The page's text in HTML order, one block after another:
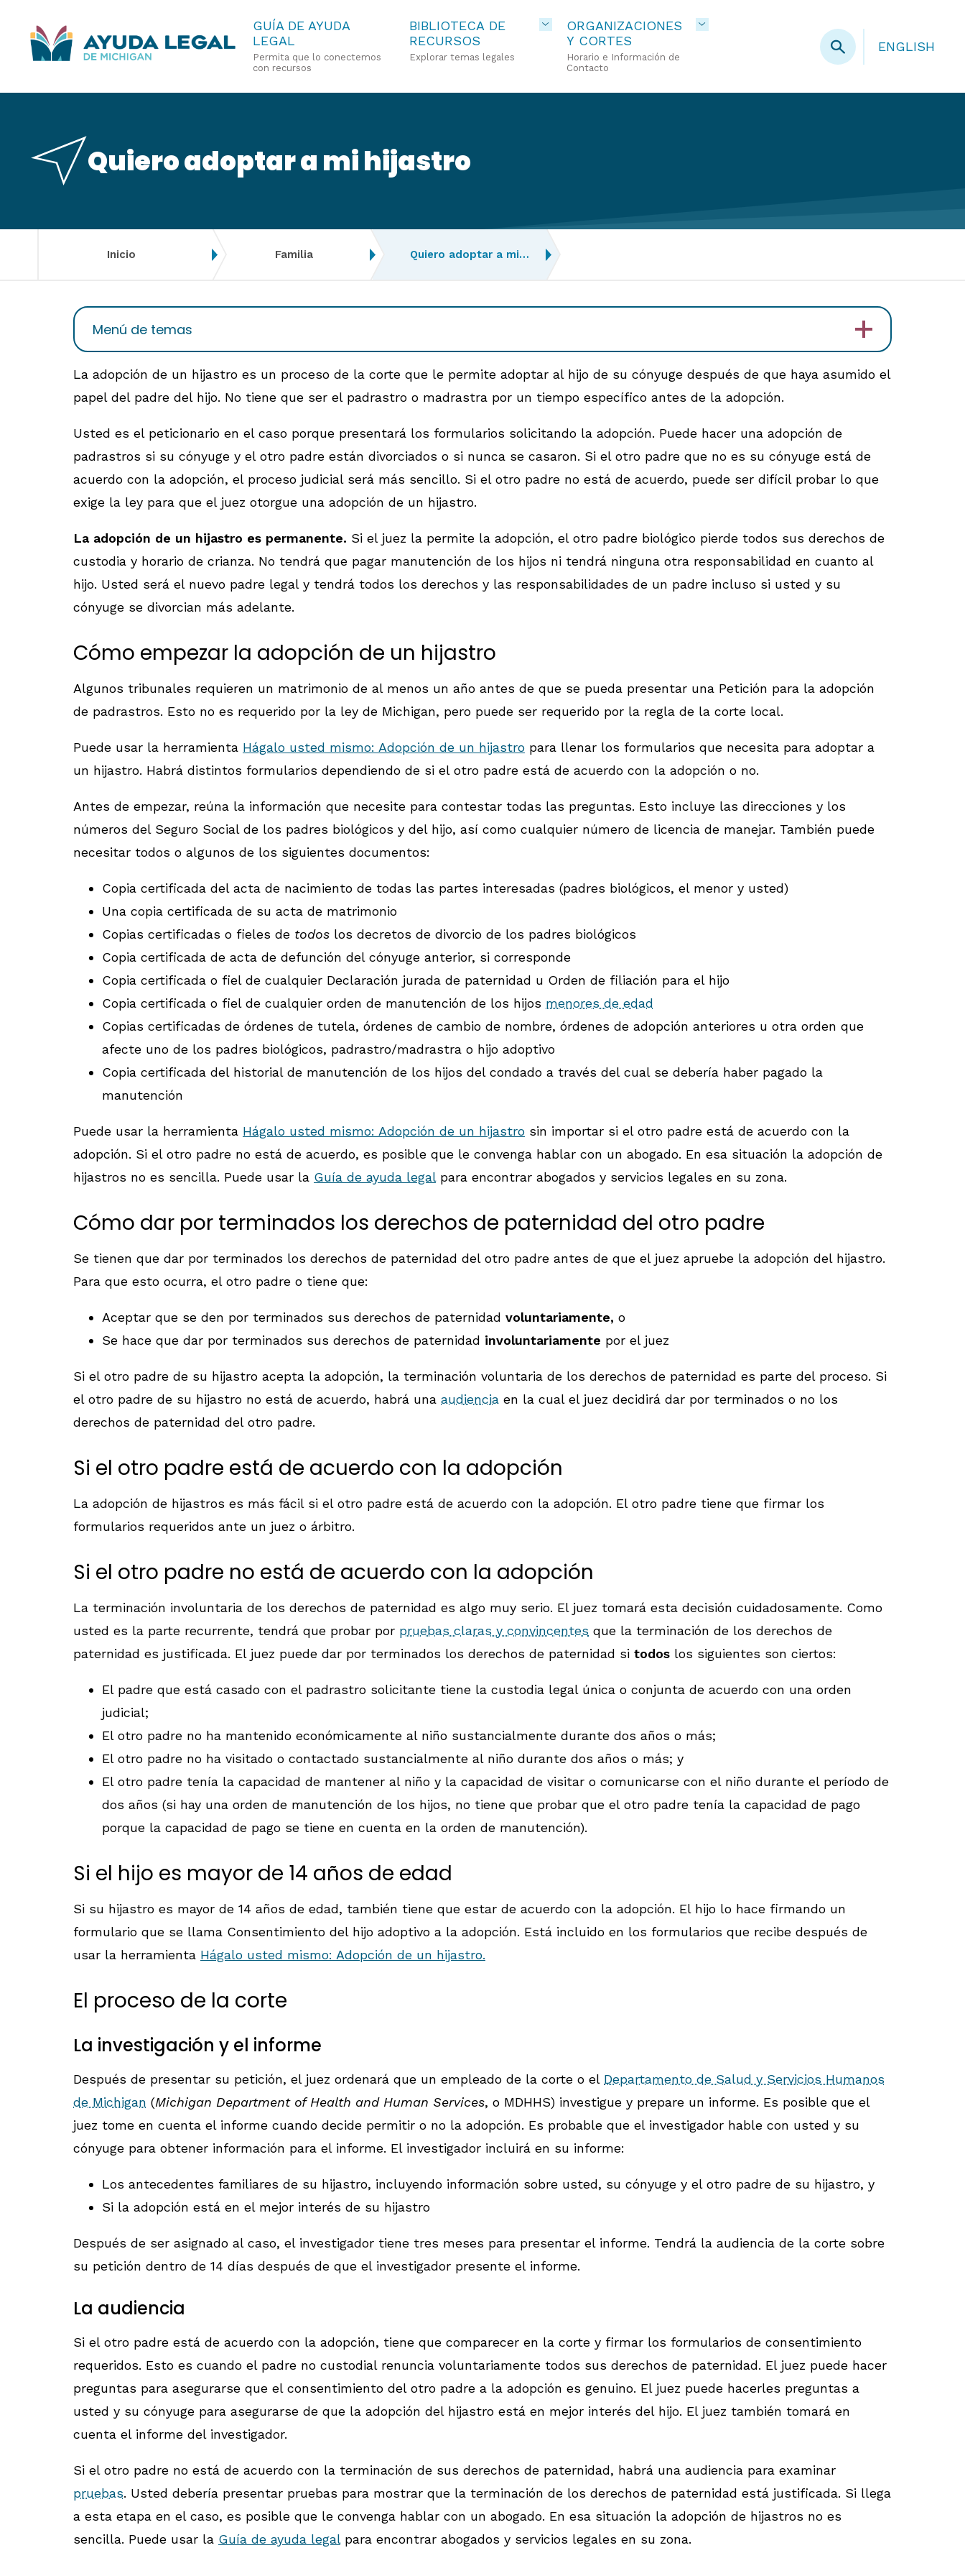
al
contenido
GUÍA DE AYUDA
LEGAL
Permita que lo conectemos
con recursos
BIBLIOTECA DE
RECURSOS
Explorar temas legales
ORGANIZACIONES
Y CORTES
Horario e Información de
Contacto
ENGLISH
Quiero adoptar a mi hijastro
Inicio Familia Quiero adoptar a mi…
Menú de temas
La adopción de un hijastro es un proceso de la corte que le permite adoptar al hijo de su cónyuge después de que haya asumido el
papel del padre del hijo. No tiene que ser el padrastro o madrastra por un tiempo específico antes de la adopción.
Usted es el peticionario en el caso porque presentará los formularios solicitando la adopción. Puede hacer una adopción de
padrastros si su cónyuge y el otro padre están divorciados o si nunca se casaron. Si el otro padre que no es su cónyuge está de
acuerdo con la adopción, el proceso judicial será más sencillo. Si el otro padre no está de acuerdo, puede ser difícil probar lo que
exige la ley para que el juez otorgue una adopción de un hijastro.
La adopción de un hijastro es permanente. Si el juez la permite la adopción, el otro padre biológico pierde todos sus derechos de
custodia y horario de crianza. No tendrá que pagar manutención de los hijos ni tendrá ninguna otra responsabilidad en cuanto al
hijo. Usted será el nuevo padre legal y tendrá todos los derechos y las responsabilidades de un padre incluso si usted y su
cónyuge se divorcian más adelante.
Cómo empezar la adopción de un hijastro
Algunos tribunales requieren un matrimonio de al menos un año antes de que se pueda presentar una Petición para la adopción
de padrastros. Esto no es requerido por la ley de Michigan, pero puede ser requerido por la regla de la corte local.
Puede usar la herramienta Hágalo usted mismo: Adopción de un hijastro para llenar los formularios que necesita para adoptar a
un hijastro. Habrá distintos formularios dependiendo de si el otro padre está de acuerdo con la adopción o no.
Antes de empezar, reúna la información que necesite para contestar todas las preguntas. Esto incluye las direcciones y los
números del Seguro Social de los padres biológicos y del hijo, así como cualquier número de licencia de manejar. También puede
necesitar todos o algunos de los siguientes documentos:
Copia certificada del acta de nacimiento de todas las partes interesadas (padres biológicos, el menor y usted)
Una copia certificada de su acta de matrimonio
Copias certificadas o fieles de todos los decretos de divorcio de los padres biológicos
Copia certificada de acta de defunción del cónyuge anterior, si corresponde
Copia certificada o fiel de cualquier Declaración jurada de paternidad u Orden de filiación para el hijo
Copia certificada o fiel de cualquier orden de manutención de los hijos menores de edad
Copias certificadas de órdenes de tutela, órdenes de cambio de nombre, órdenes de adopción anteriores u otra orden que
afecte uno de los padres biológicos, padrastro/madrastra o hijo adoptivo
Copia certificada del historial de manutención de los hijos del condado a través del cual se debería haber pagado la
manutención
Puede usar la herramienta Hágalo usted mismo: Adopción de un hijastro sin importar si el otro padre está de acuerdo con la
adopción. Si el otro padre no está de acuerdo, es posible que le convenga hablar con un abogado. En esa situación la adopción de
hijastros no es sencilla. Puede usar la Guía de ayuda legalpara encontrar abogados y servicios legales en su zona.
Cómo dar por terminados los derechos de paternidad del otro padre
Se tienen que dar por terminados los derechos de paternidad del otro padre antes de que el juez apruebe la adopción del hijastro.
Para que esto ocurra, el otro padre o tiene que:
Aceptar que se den por terminados sus derechos de paternidad voluntariamente, o
Se hace que dar por terminados sus derechos de paternidad involuntariamente por el juez
Si el otro padre de su hijastro acepta la adopción, la terminación voluntaria de los derechos de paternidad es parte del proceso. Si
el otro padre de su hijastro no está de acuerdo, habrá una audiencia en la cual el juez decidirá dar por terminados o no los
derechos de paternidad del otro padre.
Si el otro padre está de acuerdo con la adopción
La adopción de hijastros es más fácil si el otro padre está de acuerdo con la adopción. El otro padre tiene que firmar los
formularios requeridos ante un juez o árbitro.
Si el otro padre no está de acuerdo con la adopción
La terminación involuntaria de los derechos de paternidad es algo muy serio. El juez tomará esta decisión cuidadosamente. Como
usted es la parte recurrente, tendrá que probar por pruebas claras y convincentes que la terminación de los derechos de
paternidad es justificada. El juez puede dar por terminados los derechos de paternidad si todos los siguientes son ciertos:
El padre que está casado con el padrastro solicitante tiene la custodia legal única o conjunta de acuerdo con una orden
judicial;
El otro padre no ha mantenido económicamente al niño sustancialmente durante dos años o más;
El otro padre no ha visitado o contactado sustancialmente al niño durante dos años o más; y
El otro padre tenía la capacidad de mantener al niño y la capacidad de visitar o comunicarse con el niño durante el período de
dos años (si hay una orden de manutención de los hijos, no tiene que probar que el otro padre tenía la capacidad de pago
porque la capacidad de pago se tiene en cuenta en la orden de manutención).
Si el hijo es mayor de 14 años de edad
Si su hijastro es mayor de 14 años de edad, también tiene que estar de acuerdo con la adopción. El hijo lo hace firmando un
formulario que se llama Consentimiento del hijo adoptivo a la adopción. Está incluido en los formularios que recibe después de
usar la herramienta Hágalo usted mismo: Adopción de un hijastro.
El proceso de la corte
La investigación y el informe
Después de presentar su petición, el juez ordenará que un empleado de la corte o el Departamento de Salud y Servicios Humanos
de Michigan (Michigan Department of Health and Human Services, o MDHHS) investigue y prepare un informe. Es posible que el
juez tome en cuenta el informe cuando decide permitir o no la adopción. Es probable que el investigador hable con usted y su
cónyuge para obtener información para el informe. El investigador incluirá en su informe:
Los antecedentes familiares de su hijastro, incluyendo información sobre usted, su cónyuge y el otro padre de su hijastro, y
Si la adopción está en el mejor interés de su hijastro
Después de ser asignado al caso, el investigador tiene tres meses para presentar el informe. Tendrá la audiencia de la corte sobre
su petición dentro de 14 días después de que el investigador presente el informe.
La audiencia
Si el otro padre está de acuerdo con la adopción, tiene que comparecer en la corte y firmar los formularios de consentimiento
requeridos. Esto es cuando el padre no custodial renuncia voluntariamente todos sus derechos de paternidad. El juez puede hacer
preguntas para asegurarse que el consentimiento del otro padre a la adopción es genuino. El juez puede hacerles preguntas a
usted y su cónyuge para asegurarse de que la adopción del hijastro está en mejor interés del hijo. El juez también tomará en
cuenta el informe del investigador.
Si el otro padre no está de acuerdo con la terminación de sus derechos de paternidad, habrá una audiencia para examinar
pruebas. Usted debería presentar pruebas para mostrar que la terminación de los derechos de paternidad está justificada. Si llega
a esta etapa en el caso, es posible que le convenga hablar con un abogado. En esa situación la adopción de hijastros no es
sencilla. Puede usar la Guía de ayuda legalpara encontrar abogados y servicios legales en su zona.